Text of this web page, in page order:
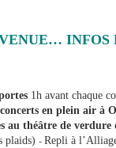
INFOS
1h avant chaque
concerts en plein air à
au théâtre de verdure
plaids) - Repli à